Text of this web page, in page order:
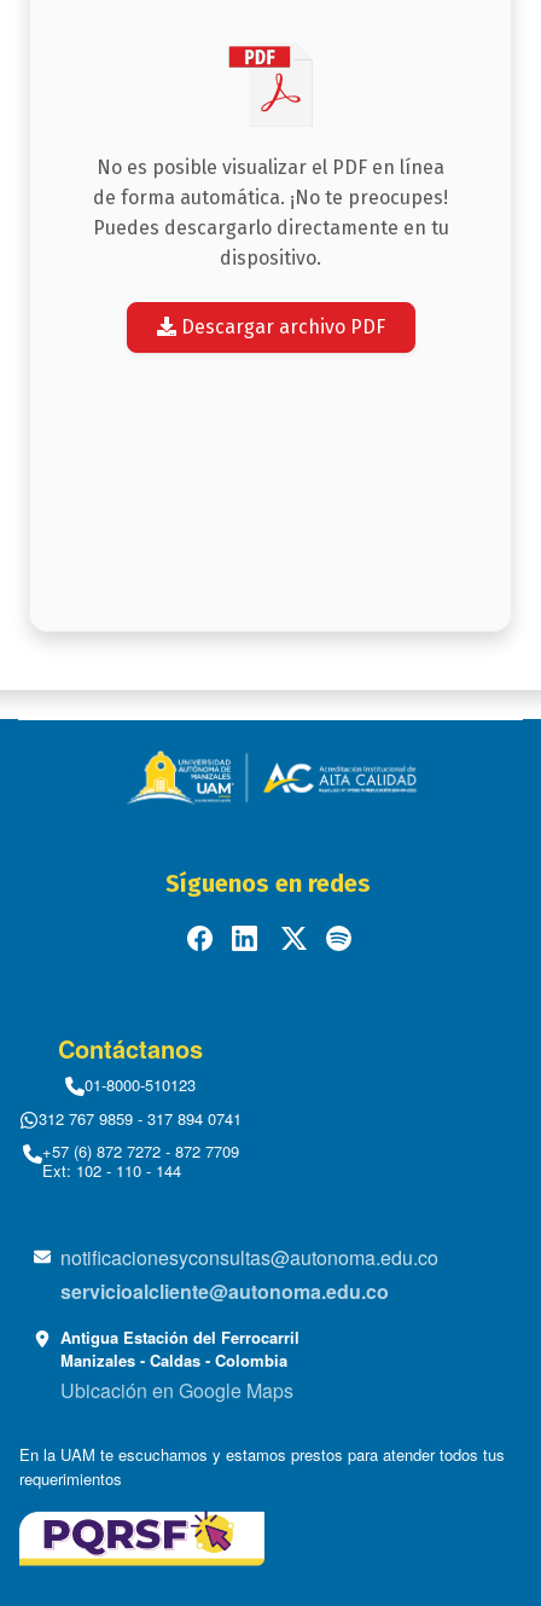
No es posible visualizar el PDF en línea
de forma automática. ¡No te preocupes!
Puedes descargarlo directamente en tu
dispositivo.
Descargar archivo PDF
Síguenos en redes
Contáctanos
01-8000-510123
312 767 9859 - 317 894 0741
+57 (6) 872 7272 - 872 7709
Ext: 102 - 110 - 144
notificacionesyconsultas@autonoma.edu.co
servicioalcliente@autonoma.edu.co
Antigua Estación del Ferrocarril
Manizales - Caldas - Colombia
Ubicación en Google Maps
En la UAM te escuchamos y estamos prestos para atender todos tus
requerimientos